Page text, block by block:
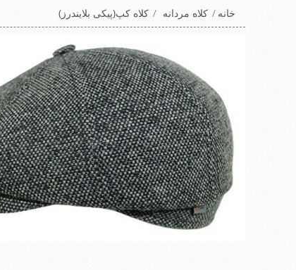
خانه / کلاه مردانه / کلاه کپ(پیکی بلایندرز)